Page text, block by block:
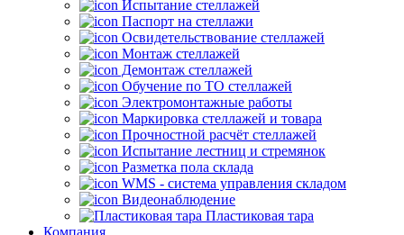
Испытание стеллажей
Паспорт на стеллажи
Освидетельствование стеллажей
Монтаж стеллажей
Демонтаж стеллажей
Обучение по ТО стеллажей
Электромонтажные работы
Маркировка стеллажей и товара
Прочностной расчёт стеллажей
Испытание лестниц и стремянок
Разметка пола склада
WMS - система управления складом
Видеонаблюдение
Пластиковая тара
Компания